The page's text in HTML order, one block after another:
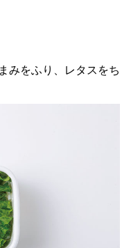
みをふり、レタスをち